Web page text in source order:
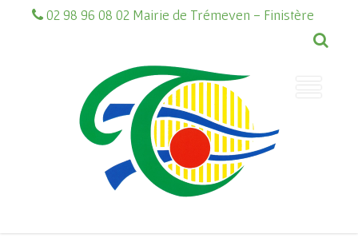
02 98 96 08 02 Mairie de Trémeven - Finistère